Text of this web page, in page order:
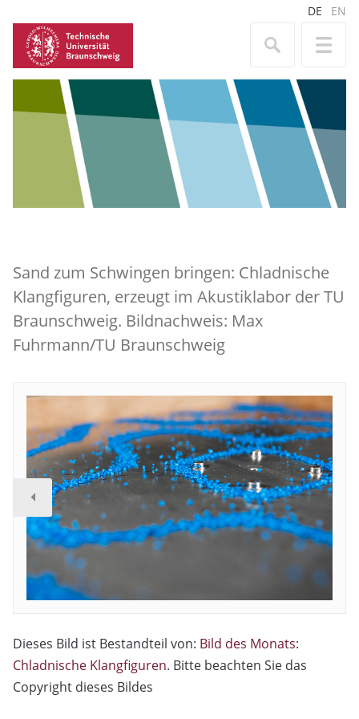
DE EN
Sand zum Schwingen bringen: Chladnische
Klangfiguren, erzeugt im Akustiklabor der TU
Braunschweig. Bildnachweis: Max
Fuhrmann/TU Braunschweig
Dieses Bild ist Bestandteil von: Bild des Monats:
Chladnische Klangfiguren. Bitte beachten Sie das
Copyright dieses Bildes